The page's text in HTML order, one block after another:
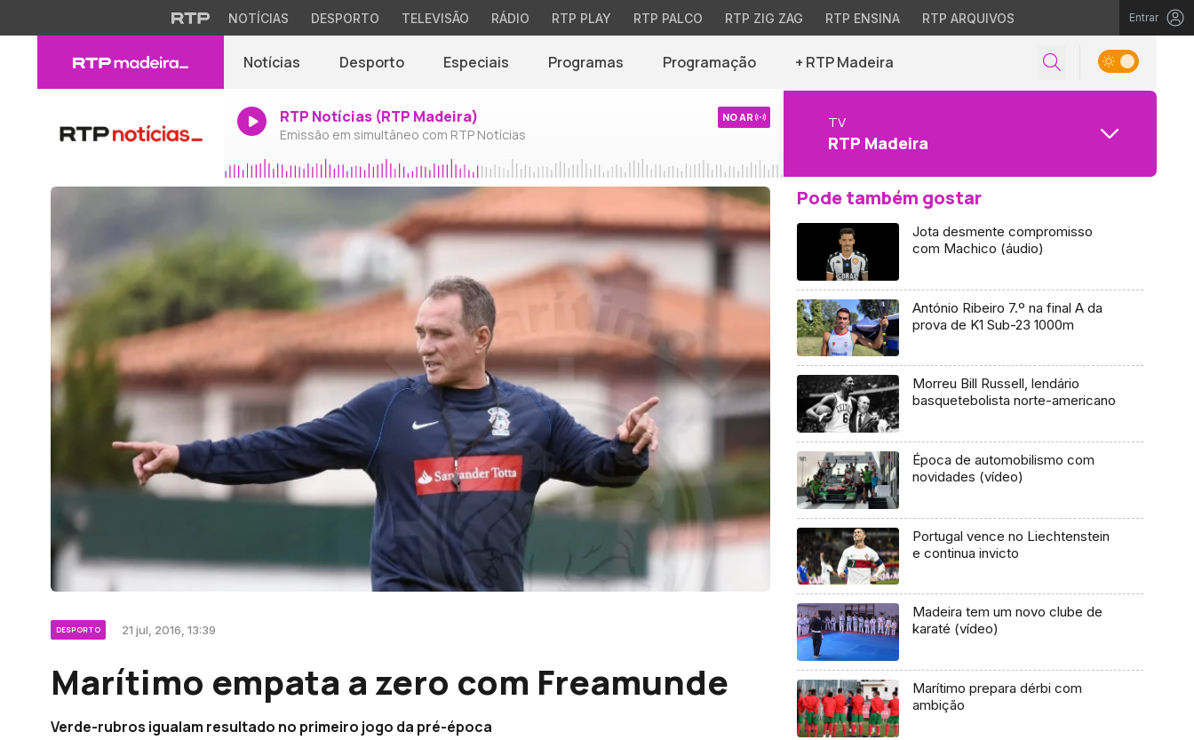
NOTÍCIAS DESPORTO TELEVISÃO RÁDIO RTP PLAY RTP PALCO RTP ZIG ZAG RTP ENSINA RTP ARQUIVOS Entrar
Notícias Desporto Especiais Programas Programação + RTP Madeira
RTP Notícias (RTP Madeira)
Emissão em simultâneo com RTP Notícias
NO AR TV
RTP Madeira
DESPORTO 21 jul, 2016, 13:39
Marítimo empata a zero com Freamunde
Verde-rubros igualam resultado no primeiro jogo da pré-época
Pode também gostar
Jota desmente compromisso
com Machico (áudio)
António Ribeiro 7.º na final A da
prova de K1 Sub-23 1000m
Morreu Bill Russell, lendário
basquetebolista norte-americano
Época de automobilismo com
novidades (vídeo)
Portugal vence no Liechtenstein
e continua invicto
Madeira tem um novo clube de
karaté (vídeo)
Marítimo prepara dérbi com
ambição